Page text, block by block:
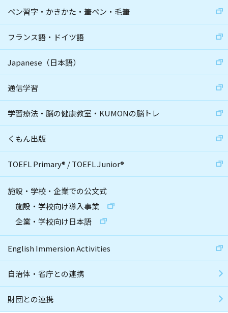
ペン習字・かきかた・筆ペン・毛筆
フランス語・ドイツ語
Japanese（日本語）
通信学習
学習療法・脳の健康教室・KUMONの脳トレ
くもん出版
TOEFL Primary® /TOEFL Junior®
施設・学校・企業での公文式
施設・学校向け導入事業
企業・学校向け日本語
English Immersion Activities
自治体・省庁との連携
財団との連携